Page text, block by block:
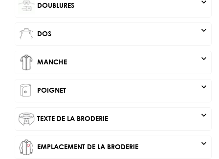
DOUBLURES
DOS expand_more
MANCHE expand_more
POIGNET expand_more
TEXTE DE LA BRODERIE expand_more
EMPLACEMENT DE LA BRODERIE expand_more